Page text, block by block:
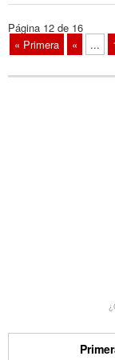
Página 12 de 16
« Primera
« ...